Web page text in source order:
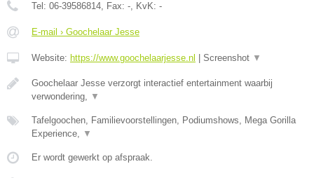
Tel: 06-39586814, Fax: -, KvK: -
E-mail › Goochelaar Jesse
Website: https://www.goochelaarjesse.nl Screenshot ▼
Goochelaar Jesse verzorgt interactief entertainment waarbij
verwondering, ▼
Tafelgoochen, Familievoorstellingen, Podiumshows, Mega Gorilla
Experience, ▼
Er wordt gewerkt op afspraak.